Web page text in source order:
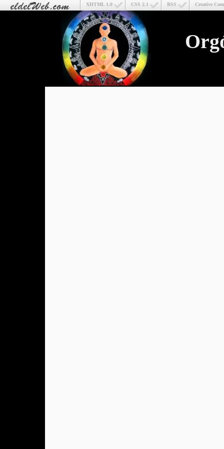
Creative
RSS
CSS 2.1
XHTML 1.0